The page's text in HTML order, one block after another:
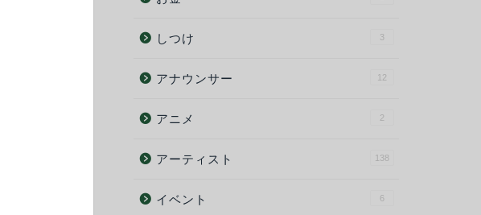
しつけ 3
アナウンサー 12
アニメ 2
アーティスト 138
イベント 6